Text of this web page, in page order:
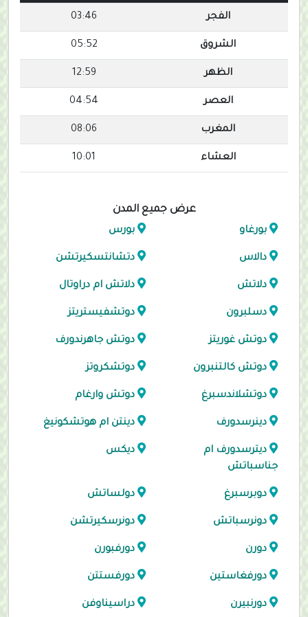
الفجر 03:46
الشروق 05:52
الظهر 12:59
العصر 04:54
المغرب 08:06
العشاء 10:01
عرض جميع المدن
بورغاو بورس
دالاس دتشانتسكيرتشن
دلاتش دلاتش ام دراوتال
دسلبرون دوتشفيستريتز
دوتش غوريتز دوتش جاهرندورف
دوتش كالتنبرون دوتشكروتز
دوتشلاندسبرغ دوتش وارغام
دينرسدورف دينتن ام هوتشكونيغ
ديترسدورف ام
جناسباتش
ديكس
دوبرسبرغ دولساتش
دونرسباتش دونرسكيرتشن
دورن دورفبورن
دورفغاستين دورفستتن
دورنبيرن دراسيناوفن